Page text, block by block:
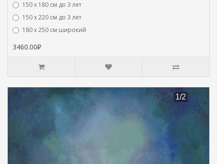
150 х 180 см до 3 лет
150 х 220 см до 3 лет
180 х 250 см широкий
3460.00₽